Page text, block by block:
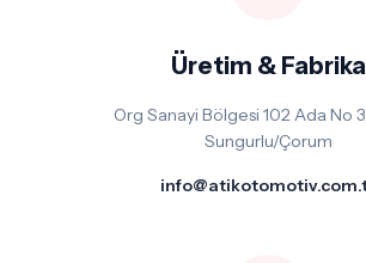
Üretim & Fabrika
Org Sanayi Bölgesi 102 Ada No
Sungurlu/Çorum